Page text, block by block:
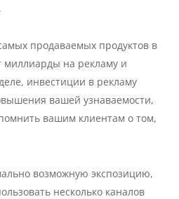
продаваемых продуктов в
миллиарды на рекламу и
инвестиции в рекламу
вашей узнаваемости,
вашим клиентам о том,
возможную экспозицию,
несколько каналов